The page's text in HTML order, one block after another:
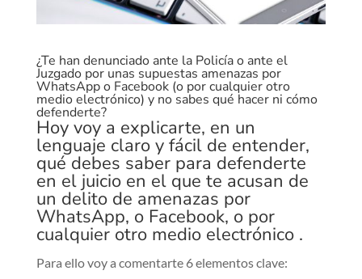
¿Te han denunciado ante la Policía o ante el
Juzgado por unas supuestas amenazas por
WhatsApp o Facebook (o por cualquier otro
medio electrónico) y no sabes qué hacer ni cómo
defenderte?
Hoy voy a explicarte, en un
lenguaje claro y fácil de entender,
qué debes saber para defenderte
en el juicio en el que te acusan de
un delito de amenazas por
WhatsApp, o Facebook, o por
cualquier otro medio electrónico .
Para ello voy a comentarte 6 elementos clave: